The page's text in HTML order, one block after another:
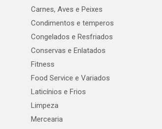
Carnes, Aves e Peixes
Condimentos e temperos
Congelados e Resfriados
Conservas e Enlatados
Fitness
Food Service e Variados
Laticínios e Frios
Limpeza
Mercearia